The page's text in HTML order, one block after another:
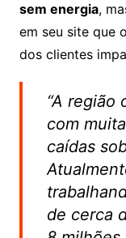
sem energia,
em seu site que
dos clientes
“A região
com
caídas
de cerca